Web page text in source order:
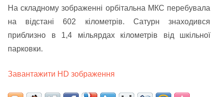
На складному зображенні орбітальна МКС перебувала
на відстані 602 кілометрів. Сатурн знаходився
приблизно в 1,4 мільярдах кілометрів від шкільної
парковки.
Завантажити HD зображення